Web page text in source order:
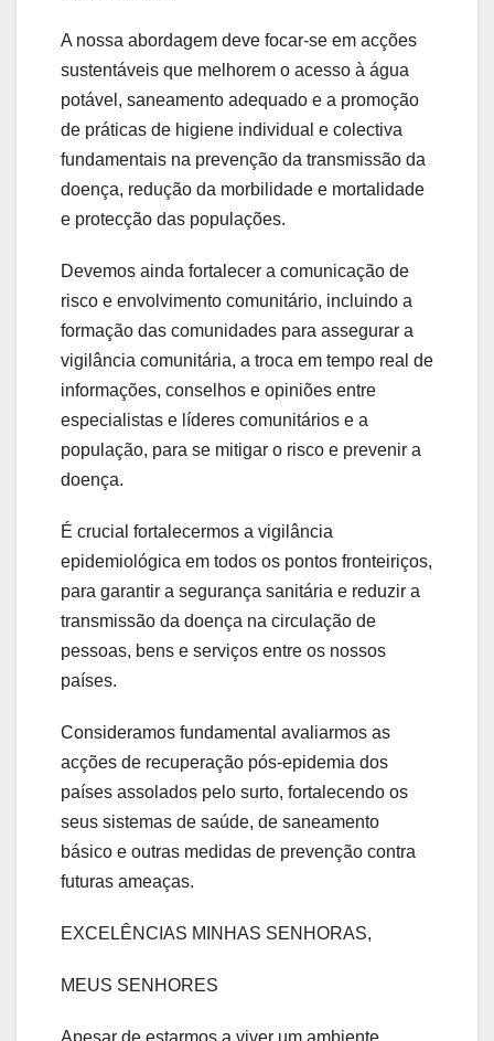
A nossa abordagem deve focar-se em acções
sustentáveis que melhorem o acesso à água
potável, saneamento adequado e a promoção
de práticas de higiene individual e colectiva
fundamentais na prevenção da transmissão da
doença, redução da morbilidade e mortalidade
e protecção das populações.
Devemos ainda fortalecer a comunicação de
risco e envolvimento comunitário, incluindo a
formação das comunidades para assegurar a
vigilância comunitária, a troca em tempo real de
informações, conselhos e opiniões entre
especialistas e líderes comunitários e a
população, para se mitigar o risco e prevenir a
doença.
É crucial fortalecermos a vigilância
epidemiológica em todos os pontos fronteiriços,
para garantir a segurança sanitária e reduzir a
transmissão da doença na circulação de
pessoas, bens e serviços entre os nossos
países.
Consideramos fundamental avaliarmos as
acções de recuperação pós-epidemia dos
países assolados pelo surto, fortalecendo os
seus sistemas de saúde, de saneamento
básico e outras medidas de prevenção contra
futuras ameaças.
EXCELÊNCIAS MINHAS SENHORAS,
MEUS SENHORES